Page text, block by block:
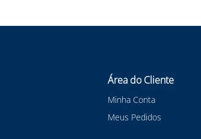
Área do Cliente
Minha Conta
Meus Pedidos